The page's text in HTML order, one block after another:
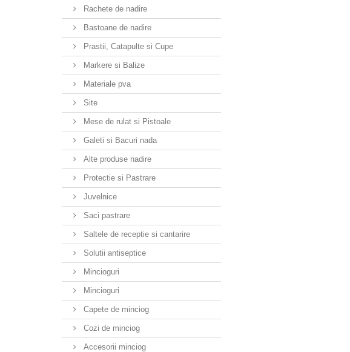
Rachete de nadire
Bastoane de nadire
Prastii, Catapulte si Cupe
Markere si Balize
Materiale pva
Site
Mese de rulat si Pistoale
Galeti si Bacuri nada
Alte produse nadire
Protectie si Pastrare
Juvelnice
Saci pastrare
Saltele de receptie si cantarire
Solutii antiseptice
Mincioguri
Mincioguri
Capete de minciog
Cozi de minciog
Accesorii minciog